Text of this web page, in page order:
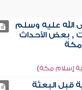
الله عليه وسلم
, بعض الأحداث
مكة
إسلام مكة)
قبل البعثة